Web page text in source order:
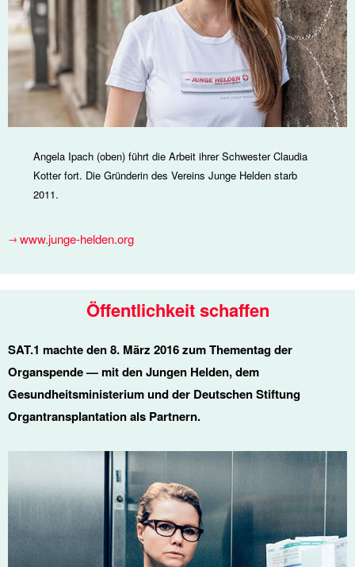
Angela Ipach (oben) führt die Arbeit ihrer Schwester Claudia
Kotter fort. Die Gründerin des Vereins Junge Helden starb
2011.
www.junge-helden.org
Öffentlichkeit schaffen
SAT.1 machte den 8. März 2016 zum Thementag der
Organspende — mit den Jungen Helden, dem
Gesundheitsministerium und der Deutschen Stiftung
Organtransplantation als Partnern.